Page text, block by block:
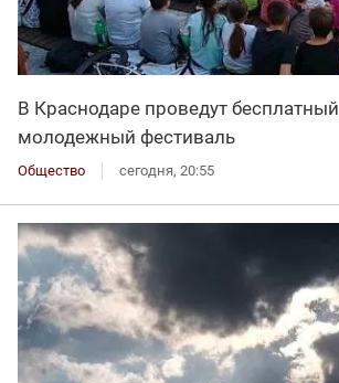
В Краснодаре проведут
молодежный фестиваль
Общество сегодня, 20:55